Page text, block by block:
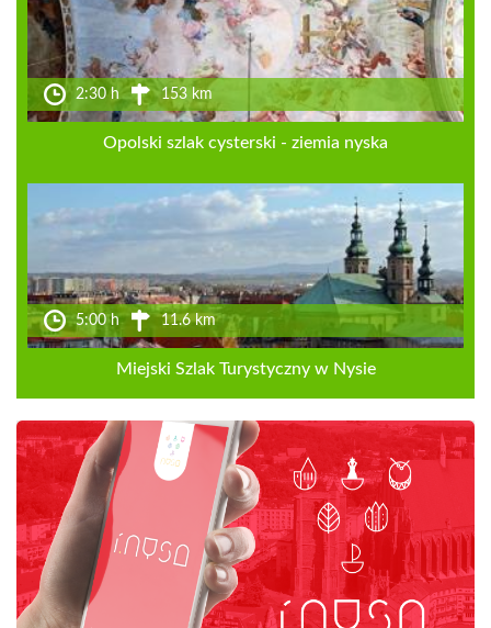
2:30 h 153 km
Opolski szlak cysterski - ziemia nyska
5:00 h 11.6 km
Miejski Szlak Turystyczny w Nysie